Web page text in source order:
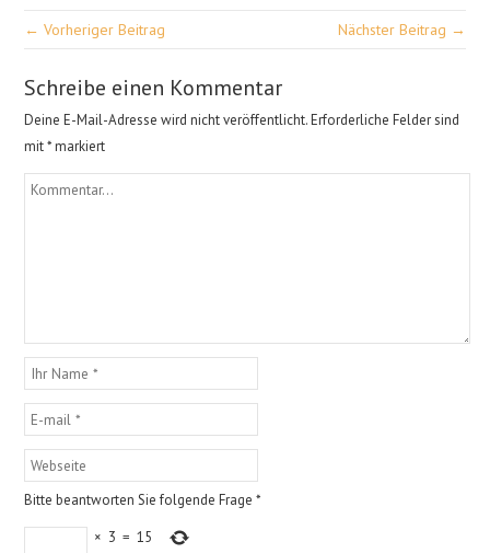
← Vorheriger Beitrag Nächster Beitrag →
Schreibe einen Kommentar
Deine E-Mail-Adresse wird nicht veröffentlicht. Erforderliche Felder sind
mit*markiert
Bitte beantworten Sie folgende Frage *
× 3 = 15